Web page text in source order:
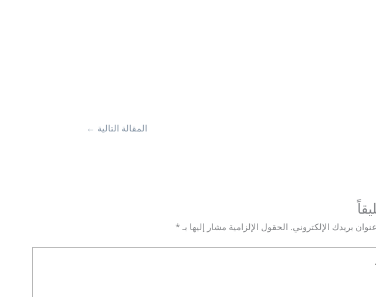
المقالة التالية ←
بريدك الإلكتروني. الحقول الإلزامية مشار إليها بـ *